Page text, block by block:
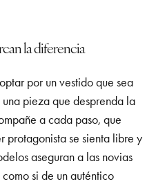
la diferencia
por un vestido que sea
pieza que desprenda la
a cada paso, que
protagonista se sienta libre y
aseguran a las novias
si de un auténtico